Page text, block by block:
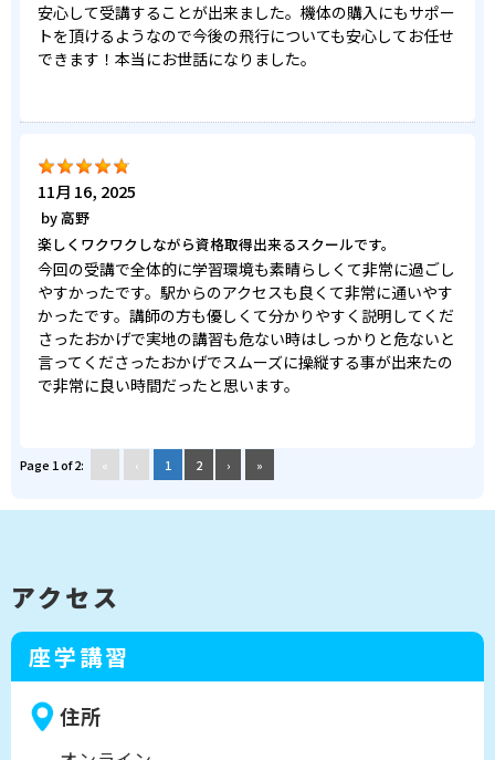
安心して受講することが出来ました。機体の購入にもサポー
トを頂けるようなので今後の飛行についても安心してお任せ
できます！本当にお世話になりました。
11月 16, 2025
by高野
楽しくワクワクしながら資格取得出来るスクールです。
今回の受講で全体的に学習環境も素晴らしくて非常に過ごし
やすかったです。駅からのアクセスも良くて非常に通いやす
かったです。講師の方も優しくて分かりやすく説明してくだ
さったおかげで実地の講習も危ない時はしっかりと危ないと
言ってくださったおかげでスムーズに操縦する事が出来たの
で非常に良い時間だったと思います。
Page 1 of 2: « ‹ 1 2 › »
アクセス
座学講習
住所